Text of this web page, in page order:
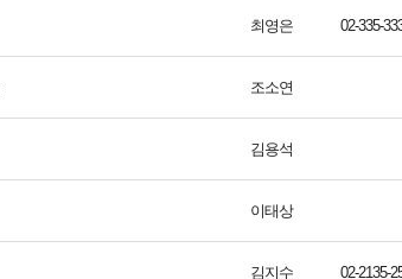
최영은 02-335-
조소연
김용석
이태상
김지수 02-2135-